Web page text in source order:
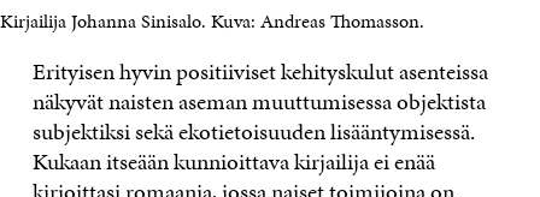
Kirjailija Johanna Sinisalo. Kuva: Andreas Thomasson.
Erityisen hyvin positiiviset kehityskulut asenteissa
näkyvät naisten aseman muuttumisessa objektista
subjektiksi sekä ekotietoisuuden lisääntymisessä.
Kukaan itseään kunnioittava kirjailija ei enää